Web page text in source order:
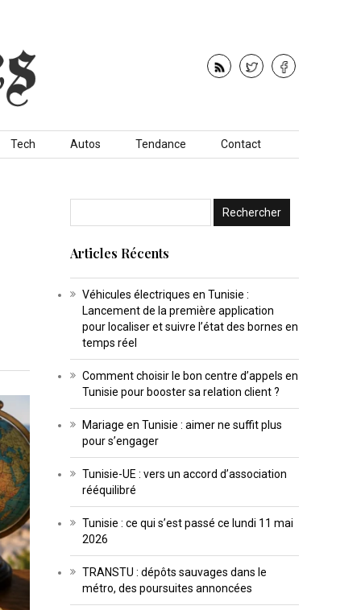
Tech Autos Tendance Contact
Articles Récents
Véhicules électriques en Tunisie :
Lancement de la première application
pour localiser et suivre l’état des bornes en
temps réel
Comment choisir le bon centre d’appels en
Tunisie pour booster sa relation client ?
Mariage en Tunisie : aimer ne suffit plus
pour s’engager
Tunisie-UE : vers un accord d’association
rééquilibré
Tunisie : ce qui s’est passé ce lundi 11 mai
2026
TRANSTU : dépôts sauvages dans le
métro, des poursuites annoncées